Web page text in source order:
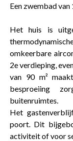
Een zwembad
Het huis is
omkeerbare
2e verdieping,
van 90 m²
besproeiing
buitenruimtes.
Het
poort. Dit
activiteit of voor